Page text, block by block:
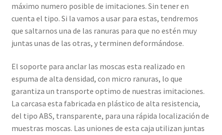
máximo numero posible de imitaciones. Sin tener en
cuenta el tipo. Si la vamos a usar para estas, tendremos
que saltarnos una de las ranuras para que no estén muy
juntas unas de las otras, y terminen deformándose.
El soporte para anclar las moscas esta realizado en
espuma de alta densidad, con micro ranuras, lo que
garantiza un transporte optimo de nuestras imitaciones.
La carcasa esta fabricada en plástico de alta resistencia,
del tipo ABS, transparente, para una rápida localización de
muestras moscas. Las uniones de esta caja utilizan juntas